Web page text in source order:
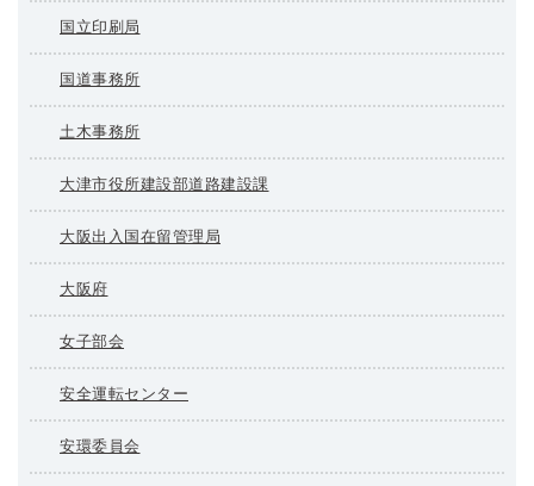
国立印刷局
国道事務所
土木事務所
大津市役所建設部道路建設課
大阪出入国在留管理局
大阪府
女子部会
安全運転センター
安環委員会